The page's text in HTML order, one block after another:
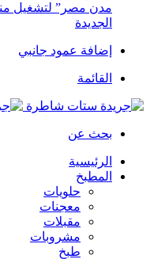
مدن مصر” لتشغيل
الجديدة
إضافة عمود جانبي
القائمة
بحث عن
الرئيسية
المطبخ
حلويات
معجنات
مقبلات
مشروبات
طبخ